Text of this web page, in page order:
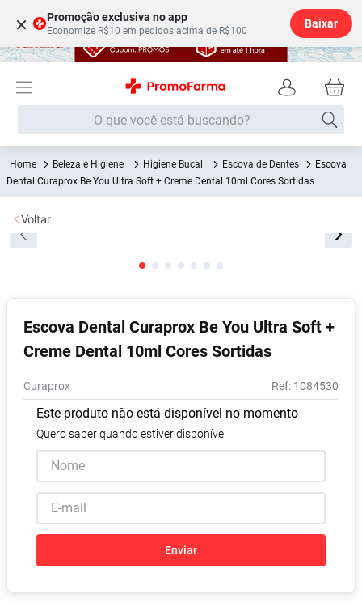
× Promoção exclusiva no app
Economize R$10 em pedidos acima de R$100
Baixar
O que você está buscando?
Beleza e Higiene Higiene Bucal Escova de Dentes
Escova
Dental Curaprox Be You Ultra Soft + Creme Dental 10ml Cores Sortidas
Escova Dental Curaprox Be You Ultra Soft +
Creme Dental 10ml Cores Sortidas
Curaprox : 1084530
Este produto não está disponível no momento
Quero saber quando estiver disponível
Enviar
Voltar
Termos mais buscados
1º Fralda
2
6º Shampoo
7º Desodorante
8º Absorvente
9º Lavitan
10º Vitamina D